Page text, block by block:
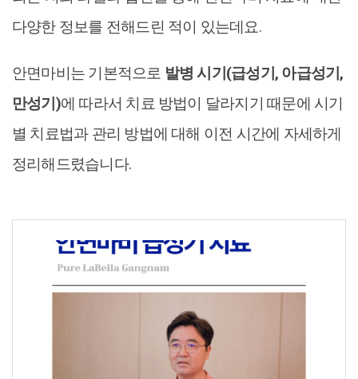
다양한 정보를 전해드린 적이 있는데요.
안면마비는 기본적으로 발병 시기(급성기, 아급성기,
만성기)에 따라서 치료 방법이 달라지기 때문에 시기
별 치료법과 관리 방법에 대해 이전 시간에 자세하게
정리해드렸습니다.